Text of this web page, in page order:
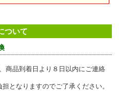
ついて
商品到着日より８日以内にご連絡
となりますのでご了承ください。